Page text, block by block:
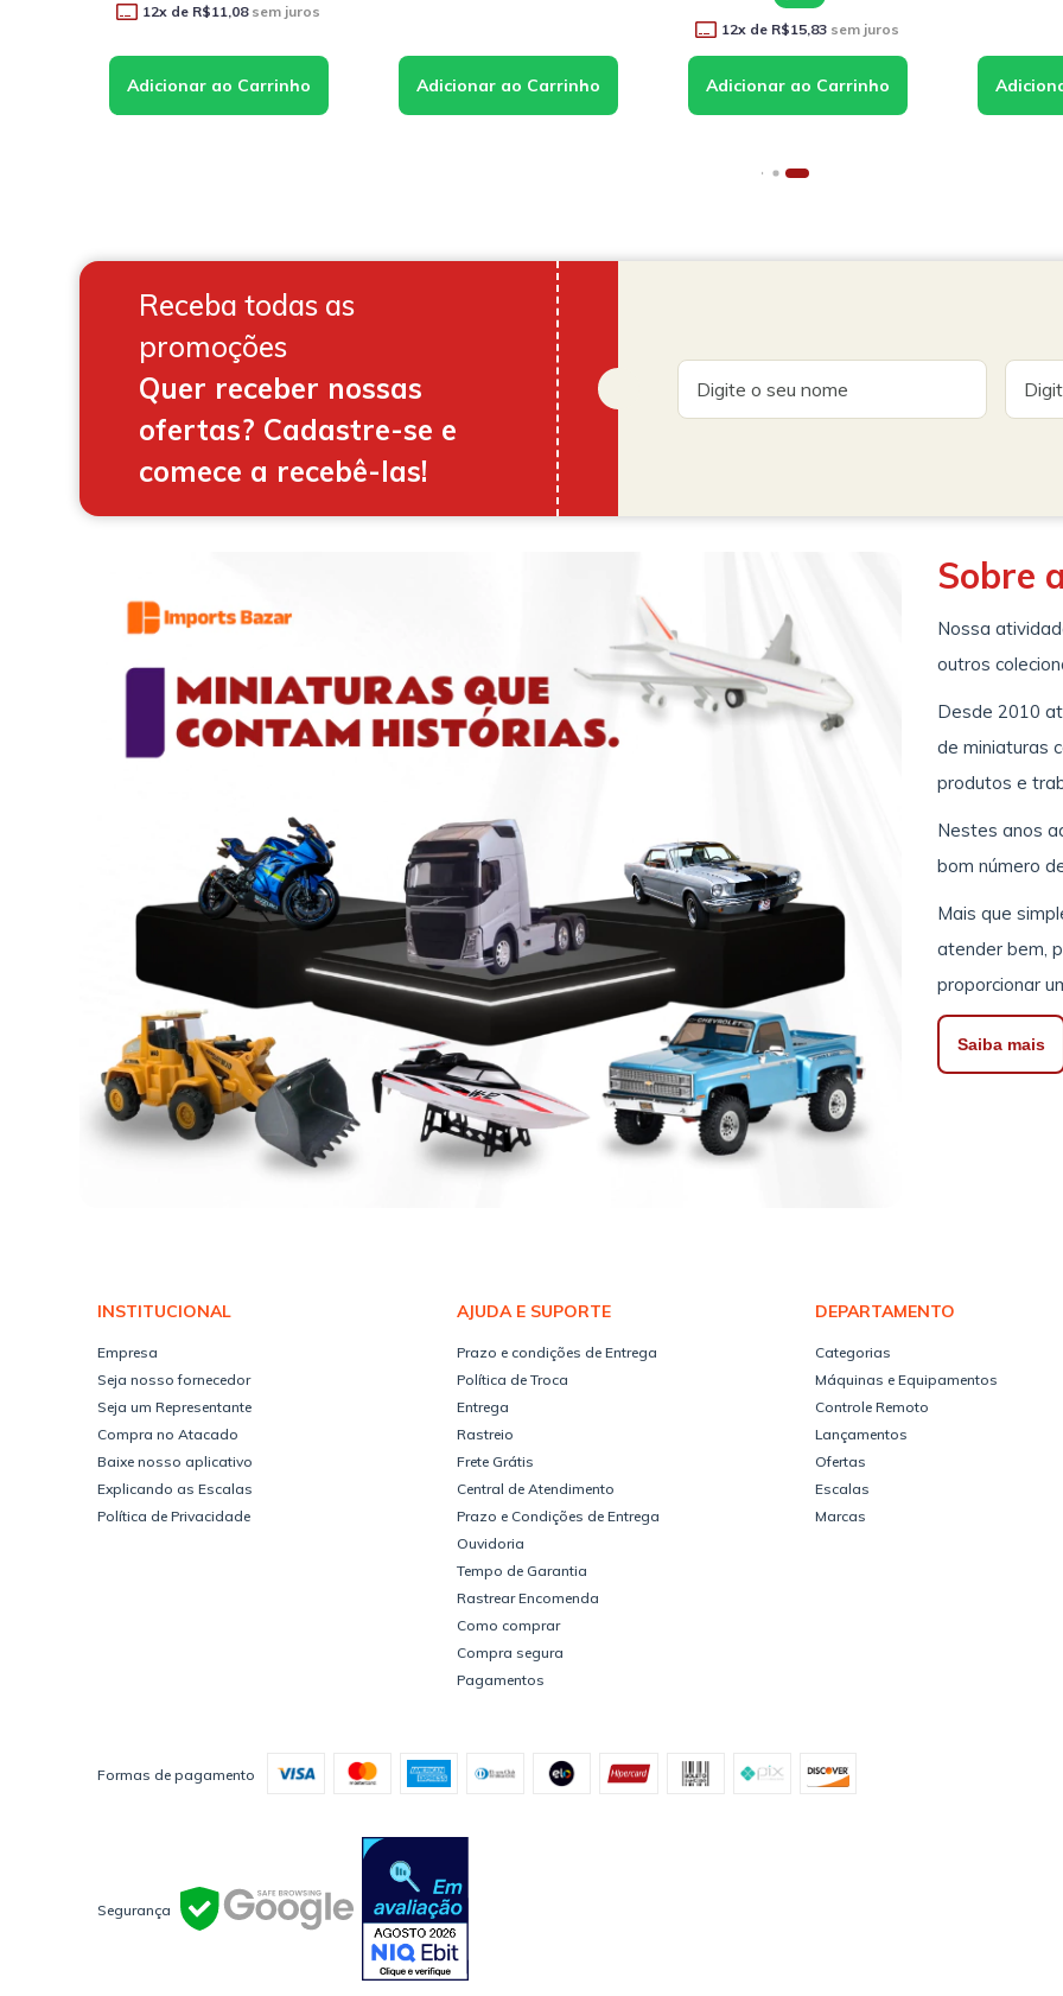
12x de R$71,24sem juros
Receba todas as
promoções
Quer receber nossas
ofertas? Cadastre-se e
comece a recebê-las!
Sobre
Nossa
outros
Desde 2010
de miniaturas
produtos e
Nestes anos
bom número
Mais que
atender bem,
proporcionar
Saiba mais
INSTITUCIONAL
Empresa
Seja nosso fornecedor
Seja um Representante
Compra no Atacado
Baixe nosso aplicativo
Explicando as Escalas
Política de Privacidade
AJUDA E SUPORTE
Prazo e condições de Entrega
Política de Troca
Entrega
Rastreio
Frete Grátis
Central de Atendimento
Prazo e Condições de Entrega
Ouvidoria
Tempo de Garantia
Rastrear Encomenda
Como comprar
Compra segura
Pagamentos
DEPARTAMENTO
Categorias
Máquinas e Equipamentos
Controle Remoto
Lançamentos
Ofertas
Escalas
Marcas
Formas de pagamento
Segurança